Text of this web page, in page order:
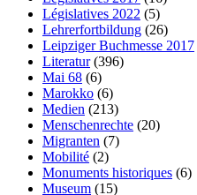
Législatives 2022 (5)
Lehrerfortbildung (26)
Leipziger Buchmesse 2017
Literatur(396)
Mai 68 (6)
Marokko (6)
Medien (213)
Menschenrechte (20)
Migranten (7)
Mobilité (2)
Monuments historiques (6)
Museum (15)